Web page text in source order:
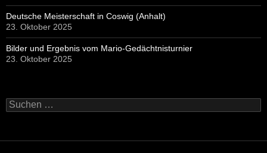
Deutsche Meisterschaft in Coswig (Anhalt)
23. Oktober 2025
Bilder und Ergebnis vom Mario-Gedächtnisturnier
23. Oktober 2025
Suchen
nach: